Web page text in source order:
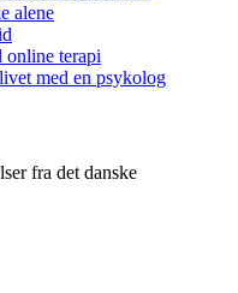
alene
online terapi
med en psykolog
fra det danske